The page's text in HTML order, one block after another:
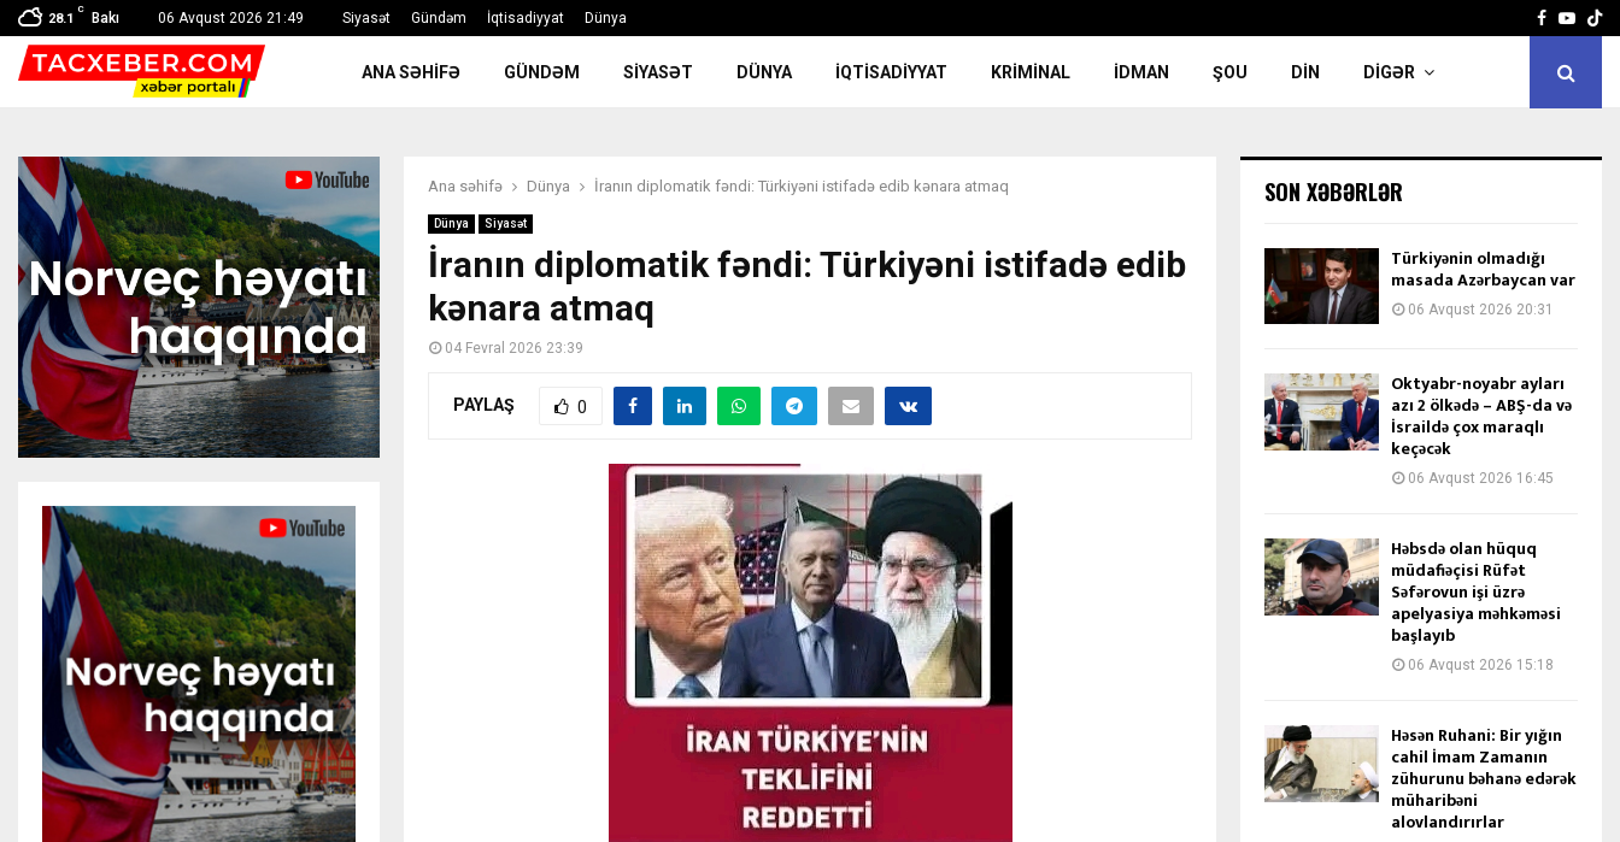
28.1
C
Bakı 06 Avqust 2026 21:49 Siyasət Gündəm İqtisadiyyat Dünya Facebook
ANA SƏHIFƏ GÜNDƏM SIYASƏT DÜNYA İQTISADIYYAT KRIMINAL İDMAN ŞOU DIN DIGƏR
Ana səhifə Dünya İranın diplomatik fəndi: Türkiyəni istifadə edib kənara atmaq
Dünya Siyasət
İranın diplomatik fəndi: Türkiyəni istifadə edib
kənara atmaq
04 Fevral 2026 23:39
PAYLAŞ 0
SON XƏBƏRLƏR
Türkiyənin olmadığı
masada Azərbaycan var
06 Avqust 2026 20:31
Oktyabr-noyabr ayları
azı 2 ölkədə – ABŞ-da və
İsraildə çox maraqlı
keçəcək
06 Avqust 2026 16:45
Həbsdə olan hüquq
müdafiəçisi Rüfət
Səfərovun işi üzrə
apelyasiya məhkəməsi
başlayıb
06 Avqust 2026 15:18
Həsən Ruhani: Bir yığın
cahil İmam Zamanın
zühurunu bəhanə edərək
müharibəni
alovlandırırlar